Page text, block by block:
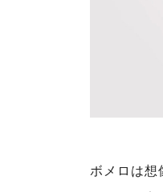
ボメロは想